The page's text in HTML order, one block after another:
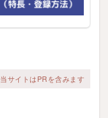
当サイトはPRを含みます